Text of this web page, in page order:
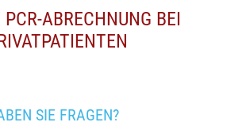
PCR-ABRECHNUNG BEI
SIE FRAGEN?